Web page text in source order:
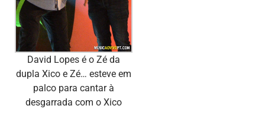
David Lopes é o Zé da
dupla Xico e Zé… esteve em
palco para cantar à
desgarrada com o Xico